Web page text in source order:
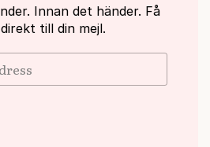
Innan det händer. Få
till din mejl.